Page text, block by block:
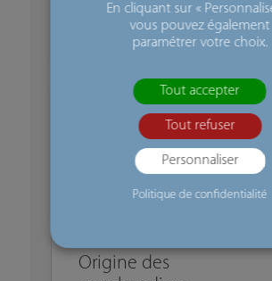
PDF - 677.54 Ko
La justification de
l'origine
préférentielle
PDF - 514.36 Ko
Origine des
En cliquant sur «
vous pouvez également
paramétrer votre choix.
Tout accepter
Tout refuser
Personnaliser
Politique de confidentialité